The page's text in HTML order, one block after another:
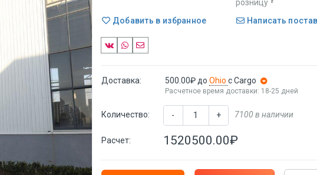
розницу
Добавить в избранное
Написать
Доставка: 500.00₽ доOhioс Cargo
Расчетное время доставки: 18-25 дней
Количество: - + 7100 в наличии
Расчет: 1520500.00₽